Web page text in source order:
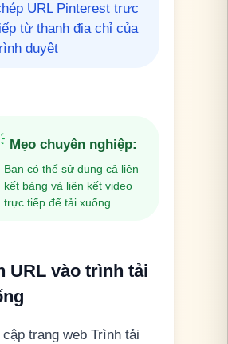
URL Pinterest trực
từ thanh địa chỉ của
duyệt
Mẹo chuyên nghiệp:
Bạn có thể sử dụng cả liên
kết bảng và liên kết video
trực tiếp để tải xuống
URL vào trình tải
cập trang web Trình tải